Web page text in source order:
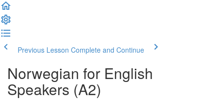
Previous Lesson Complete and Continue
Norwegian for English
Speakers (A2)